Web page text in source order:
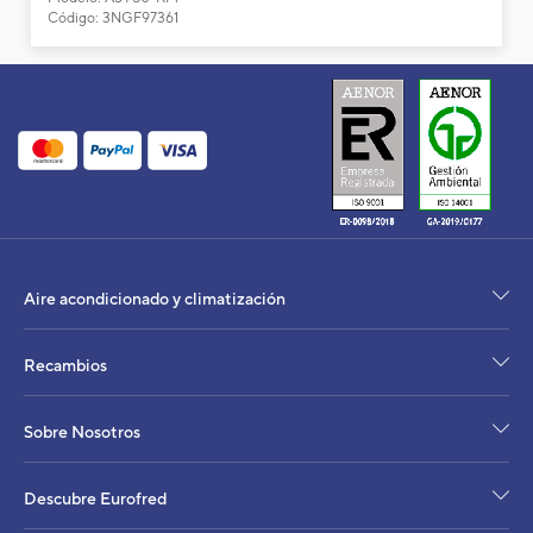
Código: 3NGF97361
Aire acondicionado y climatización
Recambios
Sobre Nosotros
Descubre Eurofred